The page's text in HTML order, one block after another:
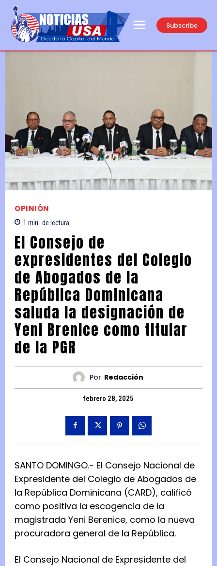
Subscribe
OPINIÓN
1 min. de lectura
El Consejo de
expresidentes del Colegio
de Abogados de la
República Dominicana
saluda la designación de
Yeni Brenice como titular
de la PGR
Por Redacción
febrero 28, 2025
SANTO DOMINGO.- El Consejo Nacional de
Expresidente del Colegio de Abogados de
la República Dominicana (CARD), calificó
como positiva la escogencia de la
magistrada Yeni Berenice, como la nueva
procuradora general de la República.
El Consejo Nacional de Expresidente del